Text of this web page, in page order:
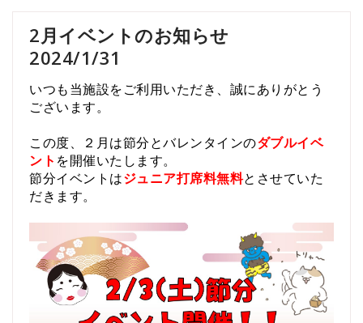
2月イベントのお知らせ
2024/1/31
いつも当施設をご利用いただき、誠にありがとう
ございます。
この度、２月は節分とバレンタインのダブルイベ
ント を開催いたします。
節分イベントはジュニア打席料無料とさせていた
だきます。